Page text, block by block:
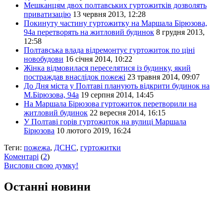
Мешканцям двох полтавських гуртожитків дозволять
приватизацію 13 червня 2013, 12:28
Покинуту частину гуртожитку на Маршала Бірюзова,
94а перетворять на житловий будинок 8 грудня 2013,
12:58
Полтавська влада відремонтує гуртожиток по ціні
новобудови 16 січня 2014, 10:22
Жінка відмовилася переселятися із будинку, який
постраждав внаслідок пожежі 23 травня 2014, 09:07
До Дня міста у Полтаві планують відкрити будинок на
М.Бірюзова, 94а 19 серпня 2014, 14:45
На Маршала Бірюзова гуртожиток перетворили на
житловий будинок 22 вересня 2014, 16:15
У Полтаві горів гуртожиток на вулиці Маршала
Бірюзова 10 лютого 2019, 16:24
Теги: пожежа, ДСНС, гуртожитки
Коментарі (2)
Вислови свою думку!
Останні новини